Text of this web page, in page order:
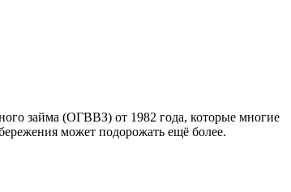
займа (ОГВВЗ) от 1982 года, которые многие
может подорожать ещё более.